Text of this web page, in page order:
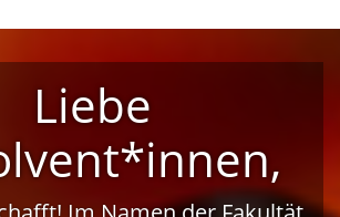
Liebe